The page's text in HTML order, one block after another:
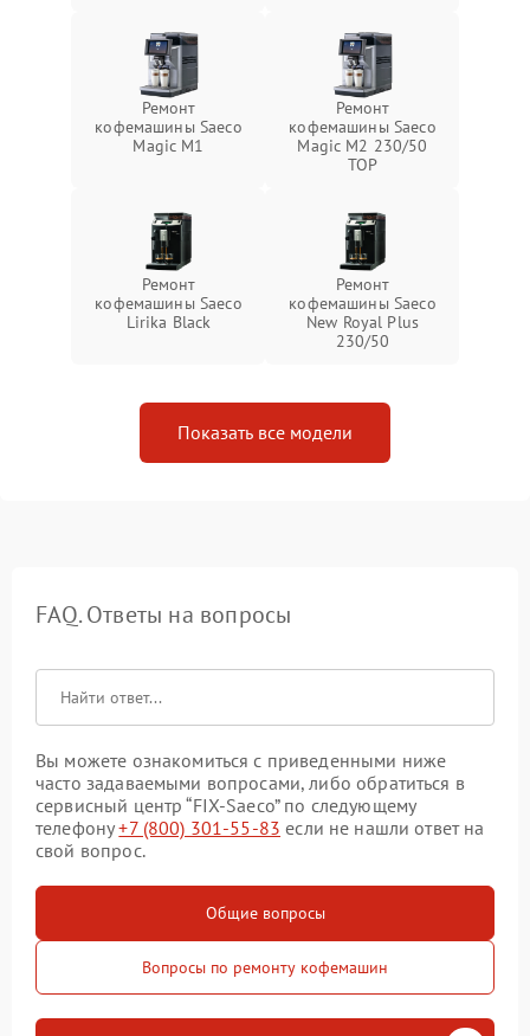
Ремонт
кофемашины Saeco
Magic M1
Ремонт
кофемашины Saeco
Magic M2 230/50
TOP
Ремонт
кофемашины Saeco
Lirika Black
Ремонт
кофемашины Saeco
New Royal Plus
230/50
Показать все модели
FAQ. Ответы на вопросы
Вы можете ознакомиться с приведенными ниже
часто задаваемыми вопросами, либо обратиться в
сервисный центр “FIX-Saeco” по следующему
телефону+7 (800) 301-55-83 если не нашли ответ на
свой вопрос.
Общие вопросы
Вопросы по ремонту кофемашин